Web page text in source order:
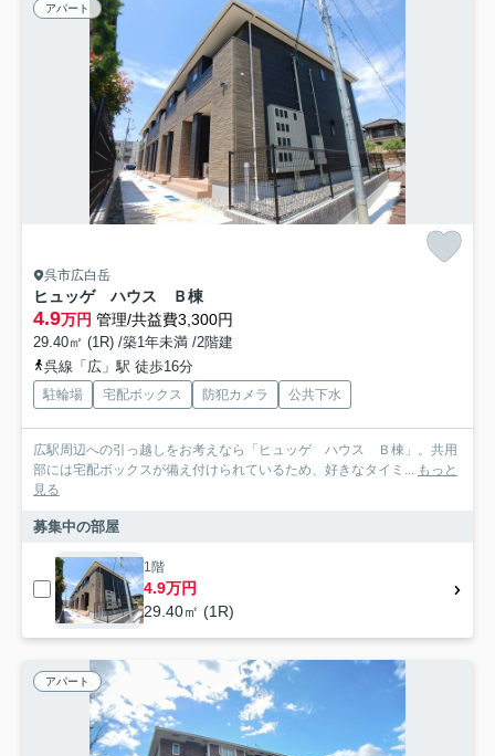
アパート
呉市広白岳
ヒュッゲ ハウス Ｂ棟
4.9万円 管理/共益費3,300円
29.40㎡ (1R) /築1年未満 /2階建
呉線「広」駅 徒歩16分
駐輪場 宅配ボックス 防犯カメラ 公共下水
広駅周辺への引っ越しをお考えなら「ヒュッゲ ハウス Ｂ棟」。共用
部には宅配ボックスが備え付けられているため、好きなタイミ... もっと
見る
募集中の部屋
1階
4.9万円
29.40㎡ (1R)
アパート